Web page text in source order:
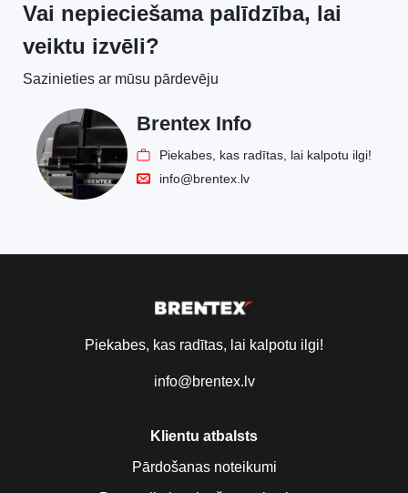
Vai nepieciešama palīdzība, lai
veiktu izvēli?
Sazinieties ar mūsu pārdevēju
Brentex Info
Piekabes, kas radītas, lai kalpotu ilgi!
info@brentex.lv
Piekabes, kas radītas, lai kalpotu ilgi!
info@brentex.lv
Klientu atbalsts
Pārdošanas noteikumi